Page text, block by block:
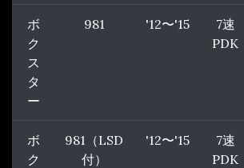
ボ
ク
ス
タ
ー
981 '12〜'15
7速
PDK
ボ
ク
981（LSD
付）
'12〜'15
7速
PDK